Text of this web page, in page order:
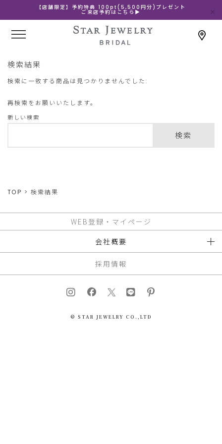
【店舗限定】予約特典 100pt(5,500円分)プレゼント
ご来店予約はこちら▶
検索結果
検索に一致する商品は見つかりませんでした:
再検索をお願いいたします。
新しい検索
検索
TOP 検索結果
WEB登録・マイページ
会社概要
採用情報
© STAR JEWELRY CO.,LTD